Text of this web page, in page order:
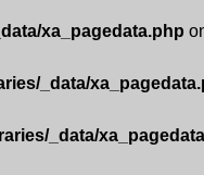
xa_pagedata.php
_data/
_data/